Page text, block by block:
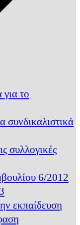
το
συνδικαλιστικά
συλλογικές
6/2012
εκπαίδευση